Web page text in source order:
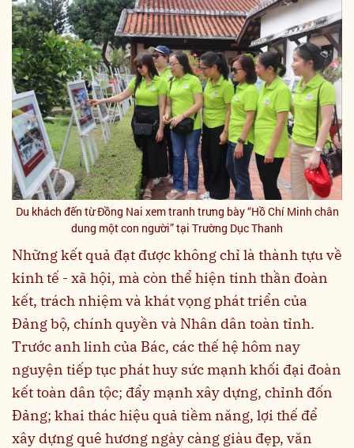
Du khách đến từ Đồng Nai xem tranh trưng bày “Hồ Chí Minh chân
dung một con người” tại Trường Dục Thanh
Những kết quả đạt được không chỉ là thành tựu về
kinh tế - xã hội, mà còn thể hiện tinh thần đoàn
kết, trách nhiệm và khát vọng phát triển của
Đảng bộ, chính quyền và Nhân dân toàn tỉnh.
Trước anh linh của Bác, các thế hệ hôm nay
nguyện tiếp tục phát huy sức mạnh khối đại đoàn
kết toàn dân tộc; đẩy mạnh xây dựng, chỉnh đốn
Đảng; khai thác hiệu quả tiềm năng, lợi thế để
xây dựng quê hương ngày càng giàu đẹp, văn